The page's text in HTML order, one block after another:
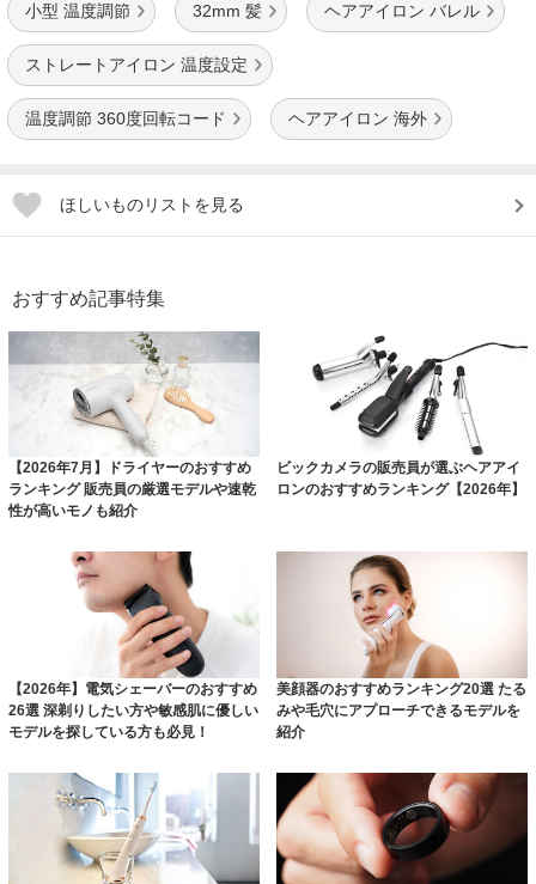
小型 温度調節 32mm 髪 ヘアアイロン バレル
ストレートアイロン 温度設定
温度調節 360度回転コード ヘアアイロン 海外
ほしいものリストを見る
おすすめ記事特集
【2026年7月】ドライヤーのおすすめ
ランキング 販売員の厳選モデルや速乾
性が高いモノも紹介
ビックカメラの販売員が選ぶヘアアイ
ロンのおすすめランキング【2026年】
【2026年】電気シェーバーのおすすめ
26選 深剃りしたい方や敏感肌に優しい
モデルを探している方も必見！
美顔器のおすすめランキング20選 たる
みや毛穴にアプローチできるモデルを
紹介